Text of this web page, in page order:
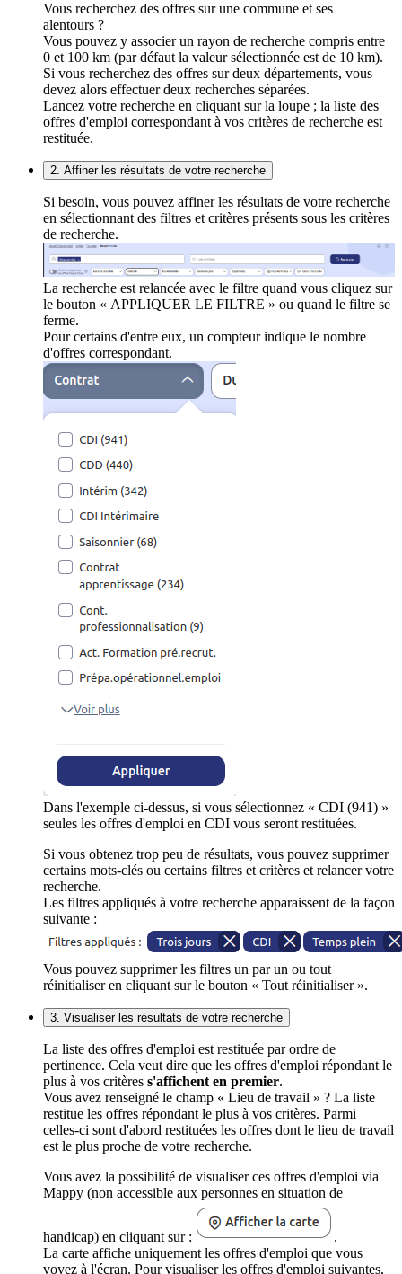
Vous recherchez des offres sur une commune et ses
alentours ?
Vous pouvez y associer un rayon de recherche compris entre
0 et 100 km (par défaut la valeur sélectionnée est de 10 km).
Si vous recherchez des offres sur deux départements, vous
devez alors effectuer deux recherches séparées.
Lancez votre recherche en cliquant sur la loupe ; la liste des
offres d'emploi correspondant à vos critères de recherche est
restituée.
2. Affiner les résultats de votre recherche
Si besoin, vous pouvez affiner les résultats de votre recherche
en sélectionnant des filtres et critères présents sous les critères
de recherche.
La recherche est relancée avec le filtre quand vous cliquez sur
le bouton « APPLIQUER LE FILTRE » ou quand le filtre se
ferme.
Pour certains d'entre eux, un compteur indique le nombre
d'offres correspondant.
Dans l'exemple ci-dessus, si vous sélectionnez « CDI (941) »
seules les offres d'emploi en CDI vous seront restituées.
Si vous obtenez trop peu de résultats, vous pouvez supprimer
certains mots-clés ou certains filtres et critères et relancer votre
recherche.
Les filtres appliqués à votre recherche apparaissent de la façon
suivante :
Vous pouvez supprimer les filtres un par un ou tout
réinitialiser en cliquant sur le bouton « Tout réinitialiser ».
3. Visualiser les résultats de votre recherche
La liste des offres d'emploi est restituée par ordre de
pertinence. Cela veut dire que les offres d'emploi répondant le
plus à vos critères s'affichent en premier.
Vous avez renseigné le champ « Lieu de travail » ? La liste
restitue les offres répondant le plus à vos critères. Parmi
celles-ci sont d'abord restituées les offres dont le lieu de travail
est le plus proche de votre recherche.
Vous avez la possibilité de visualiser ces offres d'emploi via
Mappy (non accessible aux personnes en situation de
handicap) en cliquant sur :
.
La carte affiche uniquement les offres d'emploi que vous
voyez à l'écran. Pour visualiser les offres d'emploi suivantes,